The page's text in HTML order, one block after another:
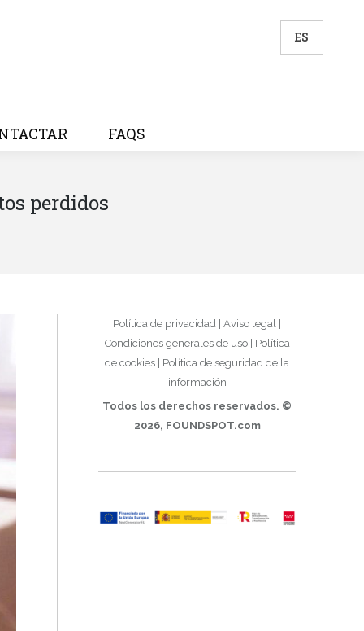
ES
FAQS
perdidos
Política de privacidad |Aviso legal
Condiciones generales de uso| Política
de cookies
Política de seguridad de la
información
Todos los derechos reservados. ©
2026, FOUNDSPOT.com